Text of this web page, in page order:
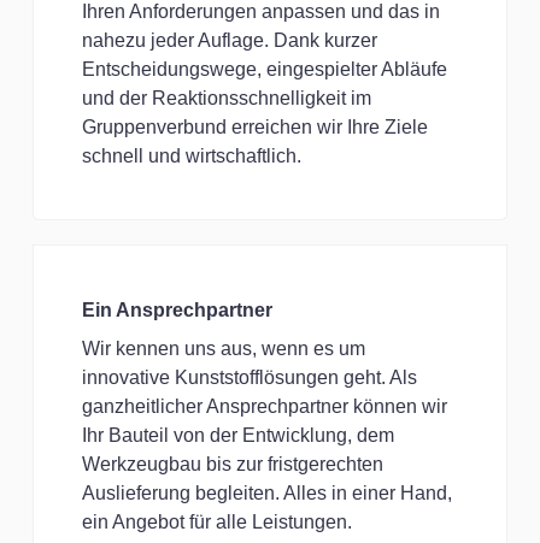
Ihren Anforderungen anpassen und das in
nahezu jeder Auflage. Dank kurzer
Entscheidungswege, eingespielter Abläufe
und der Reaktionsschnelligkeit im
Gruppenverbund erreichen wir Ihre Ziele
schnell und wirtschaftlich.
Ein Ansprechpartner
Wir kennen uns aus, wenn es um
innovative Kunststofflösungen geht. Als
ganzheitlicher Ansprechpartner können wir
Ihr Bauteil von der Entwicklung, dem
Werkzeugbau bis zur fristgerechten
Auslieferung begleiten. Alles in einer Hand,
ein Angebot für alle Leistungen.